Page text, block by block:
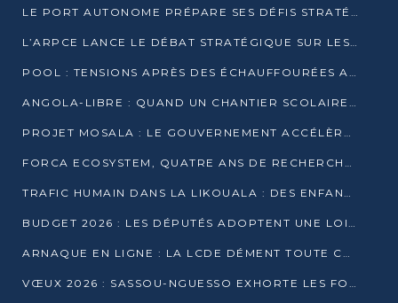
LE PORT AUTONOME PRÉPARE SES DÉFIS STRATÉGIQUES DE 2026
L’ARPCE LANCE LE DÉBAT STRATÉGIQUE SUR LES DONNÉES, L’IA ET LA FINANCE NUMÉRIQUE AU CONGO
POOL : TENSIONS APRÈS DES ÉCHAUFFOURÉES ARMÉES ENTRE DGSP ET EX-MILICIENS NINJA
ANGOLA-LIBRE : QUAND UN CHANTIER SCOLAIRE DEVIENT LE MIROIR D’UN CONGO EN MOUVEMENT
PROJET MOSALA : LE GOUVERNEMENT ACCÉLÈRE L’INSERTION DES JEUNES EN 2026
FORCA ECOSYSTEM, QUATRE ANS DE RECHERCHE DE TERRAIN AVANT UN LANCEMENT OFFICIEL EN 2026
TRAFIC HUMAIN DANS LA LIKOUALA : DES ENFANTS AUTOCHTONES RÉDUITS AU TRAVAIL FORCÉ
BUDGET 2026 : LES DÉPUTÉS ADOPTENT UNE LOI DES FINANCES DE PLUS DE 2500 MILLIARDS FCFA
ARNAQUE EN LIGNE : LA LCDE DÉMENT TOUTE CAMPAGNE DE RECRUTEMENT
VŒUX 2026 : SASSOU-NGUESSO EXHORTE LES FORCES VIVES À RENFORCER L’UNITÉ